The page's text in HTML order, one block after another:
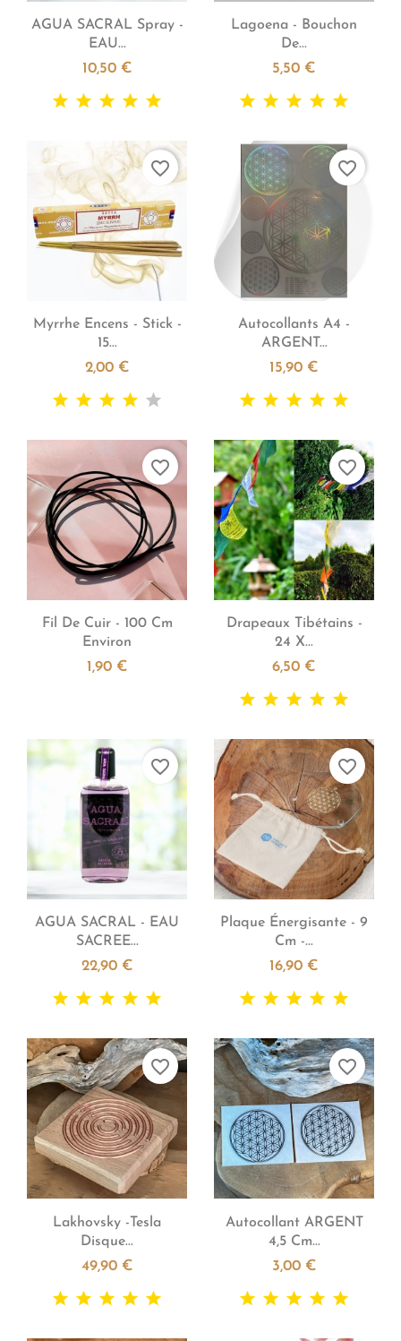
Aperçu rapide
AGUA SACRAL Spray -
EAU...
10,50 €
Aperçu rapide
Lagoena - Bouchon
De...
5,50 €
Aperçu rapide
Myrrhe Encens - Stick -
15...
2,00 €
favorite_border
Aperçu rapide
Autocollants A4 -
ARGENT...
15,90 €
favorite_border
Aperçu rapide
Fil De Cuir - 100 Cm
Environ
1,90 €
favorite_border
Aperçu rapide
Drapeaux Tibétains -
24 X...
6,50 €
favorite_border
Aperçu rapide
AGUA SACRAL - EAU
SACREE...
22,90 €
favorite_border
Aperçu rapide
Plaque Énergisante - 9
Cm -...
16,90 €
favorite_border
Aperçu rapide
Lakhovsky -Tesla
Disque...
49,90 €
favorite_border
Aperçu rapide
Autocollant ARGENT
4,5 Cm...
3,00 €
favorite_border